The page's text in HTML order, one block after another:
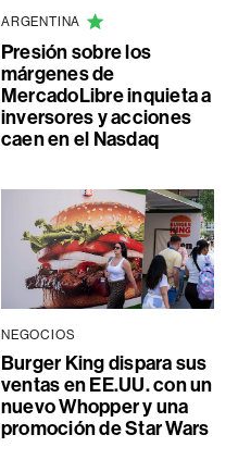
ARGENTINA
Presión sobre los
márgenes de
MercadoLibre inquieta a
inversores y acciones
caen en el Nasdaq
NEGOCIOS
Burger King dispara sus
ventas en EE.UU. con un
nuevo Whopper y una
promoción de Star Wars